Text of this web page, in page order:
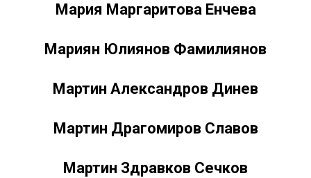
Мария Маргаритова Енчева
Мариян Юлиянов Фамилиянов
Мартин Александров Динев
Мартин Драгомиров Славов
Мартин Здравков Сечков